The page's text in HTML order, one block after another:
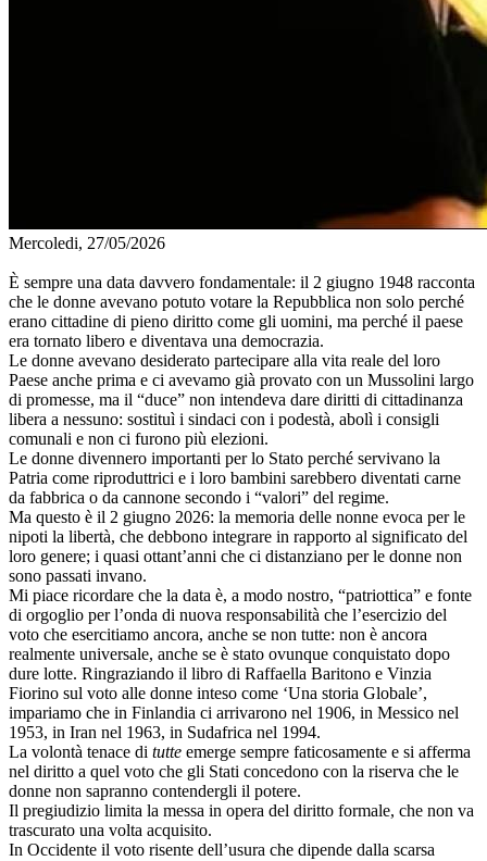
Mercoledi, 27/05/2026
È sempre una data davvero fondamentale: il 2 giugno 1948 racconta
che le donne avevano potuto votare la Repubblica non solo perché
erano cittadine di pieno diritto come gli uomini, ma perché il paese
era tornato libero e diventava una democrazia.
Le donne avevano desiderato partecipare alla vita reale del loro
Paese anche prima e ci avevamo già provato con un Mussolini largo
di promesse, ma il “duce” non intendeva dare diritti di cittadinanza
libera a nessuno: sostituì i sindaci con i podestà, abolì i consigli
comunali e non ci furono più elezioni.
Le donne divennero importanti per lo Stato perché servivano la
Patria come riproduttrici e i loro bambini sarebbero diventati carne
da fabbrica o da cannone secondo i “valori” del regime.
Ma questo è il 2 giugno 2026: la memoria delle nonne evoca per le
nipoti la libertà, che debbono integrare in rapporto al significato del
loro genere; i quasi ottant’anni che ci distanziano per le donne non
sono passati invano.
Mi piace ricordare che la data è, a modo nostro, “patriottica” e fonte
di orgoglio per l’onda di nuova responsabilità che l’esercizio del
voto che esercitiamo ancora, anche se non tutte: non è ancora
realmente universale, anche se è stato ovunque conquistato dopo
dure lotte. Ringraziando il libro di Raffaella Baritono e Vinzia
Fiorino sul voto alle donne inteso come ‘Una storia Globale’,
impariamo che in Finlandia ci arrivarono nel 1906, in Messico nel
1953, in Iran nel 1963, in Sudafrica nel 1994.
La volontà tenace di tutte emerge sempre faticosamente e si afferma
nel diritto a quel voto che gli Stati concedono con la riserva che le
donne non sapranno contendergli il potere.
Il pregiudizio limita la messa in opera del diritto formale, che non va
trascurato una volta acquisito.
In Occidente il voto risente dell’usura che dipende dalla scarsa